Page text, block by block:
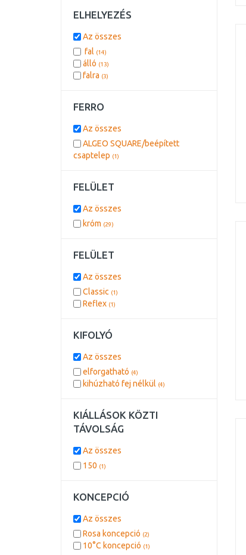
ELHELYEZÉS
Az összes
fal (14)
álló (13)
falra (3)
FERRO
Az összes
ALGEO SQUARE/beépített
csaptelep (1)
FELÜLET
Az összes
króm (29)
FELÜLET
Az összes
Classic (1)
Reflex (1)
KIFOLYÓ
Az összes
elforgatható (4)
kihúzható fej nélkül (4)
KIÁLLÁSOK KÖZTI
TÁVOLSÁG
Az összes
150 (1)
KONCEPCIÓ
Az összes
Rosa koncepció (2)
10°C koncepció (1)